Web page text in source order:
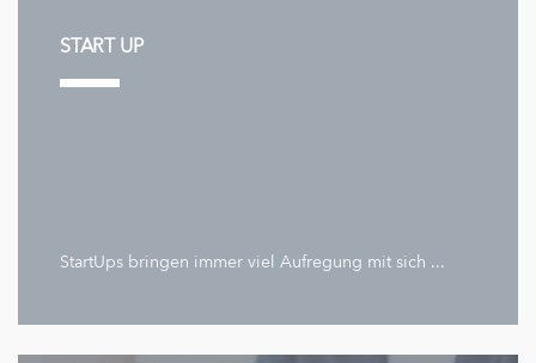
START UP
StartUps bringen immer viel Aufregung mit sich ...